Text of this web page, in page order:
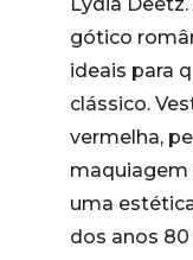
Lydia
gótico
ideais para
clássico.
vermelha,
maquiagem
uma
dos anos